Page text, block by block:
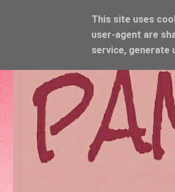
This site uses
user-agent are
service, generate